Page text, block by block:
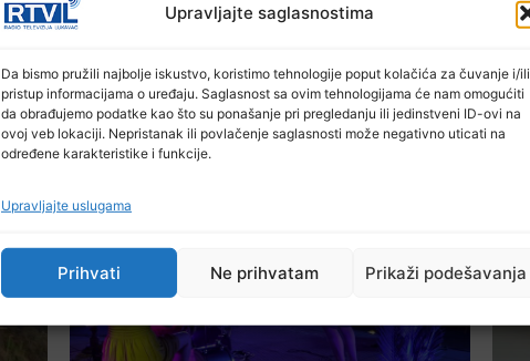
Upravljajte saglasnostima
Da bismo pružili najbolje iskustvo, koristimo tehnologije poput kolačića za čuvanje i/ili
pristup informacijama o uređaju. Saglasnost sa ovim tehnologijama će nam omogućiti
da obrađujemo podatke kao što su ponašanje pri pregledanju ili jedinstveni ID-ovi na
ovoj veb lokaciji. Nepristanak ili povlačenje saglasnosti može negativno uticati na
određene karakteristike i funkcije.
Upravljajte uslugama
Prihvati Ne prihvatam Prikaži podešavanja
Ostale novosti